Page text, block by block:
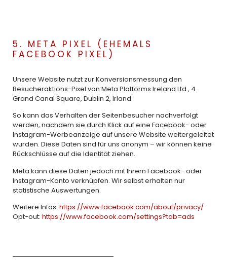
5. META PIXEL (EHEMALS
FACEBOOK PIXEL)
Unsere Website nutzt zur Konversionsmessung den
Besucheraktions-Pixel von Meta Platforms Ireland Ltd., 4
Grand Canal Square, Dublin 2, Irland.
So kann das Verhalten der Seitenbesucher nachverfolgt
werden, nachdem sie durch Klick auf eine Facebook- oder
Instagram-Werbeanzeige auf unsere Website weitergeleitet
wurden. Diese Daten sind für uns anonym – wir können keine
Rückschlüsse auf die Identität ziehen.
Meta kann diese Daten jedoch mit Ihrem Facebook- oder
Instagram-Konto verknüpfen. Wir selbst erhalten nur
statistische Auswertungen.
Weitere Infos: https://www.facebook.com/about/privacy/
Opt-out: https://www.facebook.com/settings?tab=ads